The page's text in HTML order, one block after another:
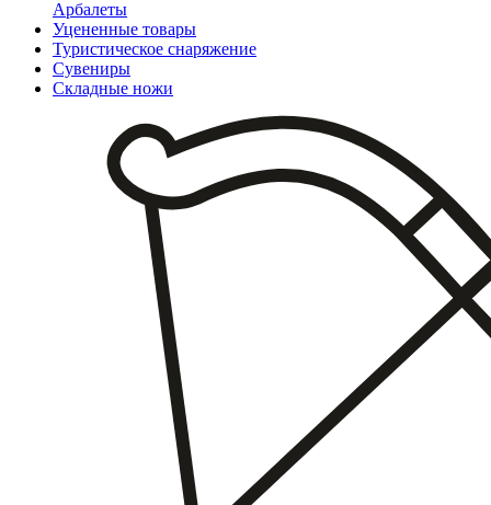
Арбалеты
Уцененные товары
Туристическое снаряжение
Сувениры
Складные ножи